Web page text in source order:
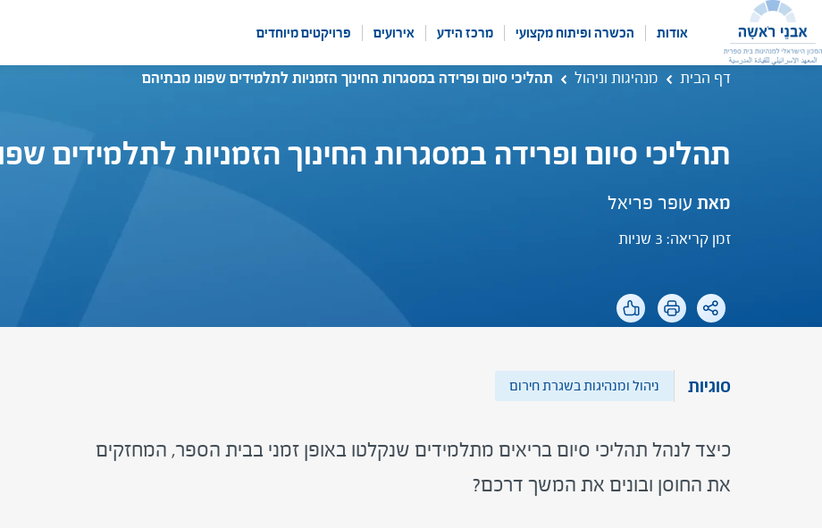
אודות הכשרה ופיתוח מקצועי מרכז הידע אירועים פרויקטים מיוחדים
דף הבית מנהיגות וניהול תהליכי סיום ופרידה במסגרות החינוך הזמניות לתלמידים שפונו מבתיהם
תהליכי סיום ופרידה במסגרות החינוך הזמניות לתלמידים
מאת עופר פריאל
זמן קריאה: 3 שניות
סוגיות ניהול ומנהיגות בשגרת חירום
כיצד לנהל תהליכי סיום בריאים מתלמידים שנקלטו באופן זמני בבית הספר, המחזקים
את החוסן ובונים את המשך דרכם?